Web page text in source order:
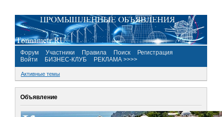
Форум Участники Правила Поиск
Регистрация
Войти
БИЗНЕС-КЛУБ РЕКЛАМА >>>>
Активные темы
Объявление